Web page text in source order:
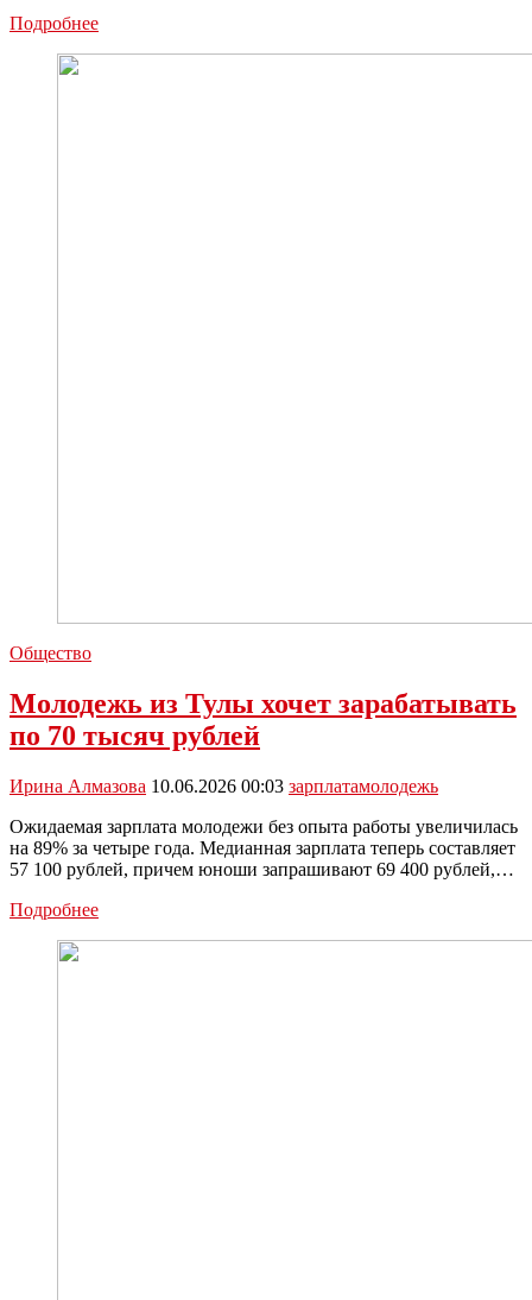
ПодробнееВ
Общество
Молодежь из Тулы хочет зарабатывать
по 70 тысяч рублей
Ирина Алмазова 10.06.2026 00:03 зарплатамолодежь
Ожидаемая зарплата молодежи без опыта работы увеличилась
на 89% за четыре года. Медианная зарплата теперь составляет
57 100 рублей, причем юноши запрашивают 69 400 рублей,…
ПодробнееМолодежь